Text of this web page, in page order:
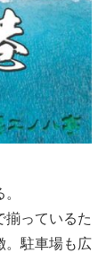
揃っているた
。駐車場も広